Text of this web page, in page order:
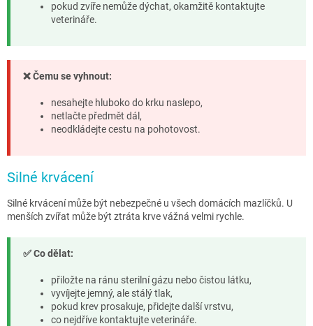
pokud zvíře nemůže dýchat, okamžitě kontaktujte
veterináře.
❌ Čemu se vyhnout:
nesahejte hluboko do krku naslepo,
netlačte předmět dál,
neodkládejte cestu na pohotovost.
Silné krvácení
Silné krvácení může být nebezpečné u všech domácích mazlíčků. U
menších zvířat může být ztráta krve vážná velmi rychle.
✅ Co dělat:
přiložte na ránu sterilní gázu nebo čistou látku,
vyvíjejte jemný, ale stálý tlak,
pokud krev prosakuje, přidejte další vrstvu,
co nejdříve kontaktujte veterináře.